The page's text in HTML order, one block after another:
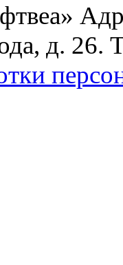
д. 26.